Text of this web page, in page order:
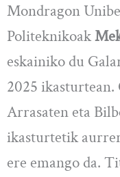
Mondragon
Politeknikoak
eskainiko du
2025
Arrasaten eta
ikasturtetik
ere emango da.